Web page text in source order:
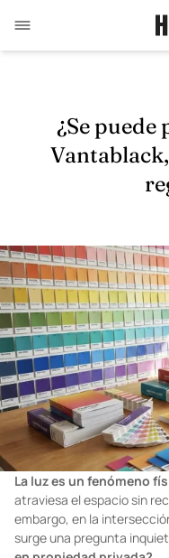
¿Se
La luz es un fenómeno
atraviesa el espacio sin
embargo, en la
surge una pregunta